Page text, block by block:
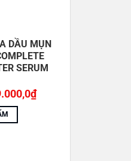
DẦU MỤN
SERUM
₫Giá
hiện